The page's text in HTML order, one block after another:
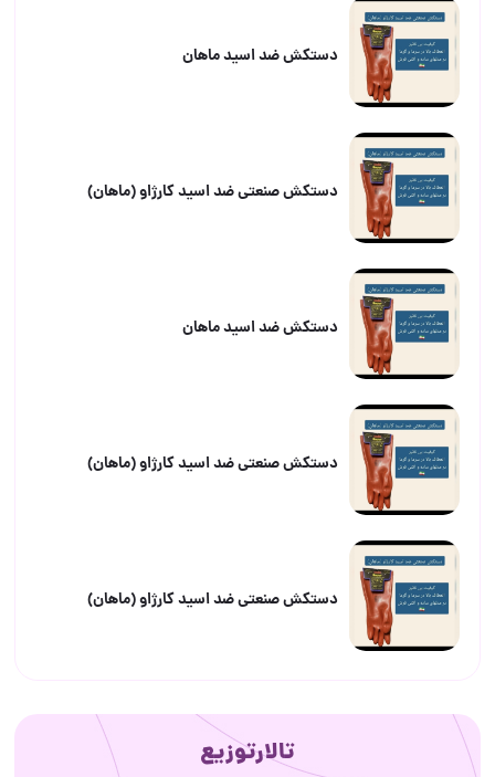
دستکش ضد اسید ماهان
دستکش صنعتی ضد اسید کارژاو (ماهان)
دستکش ضد اسید ماهان
دستکش صنعتی ضد اسید کارژاو (ماهان)
دستکش صنعتی ضد اسید کارژاو (ماهان)
تالارتوزیع